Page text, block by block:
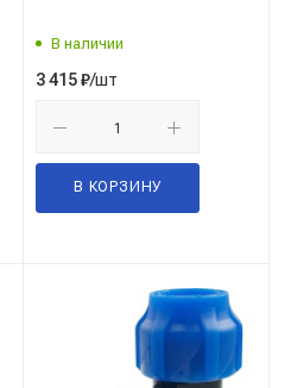
В наличии
3 415₽/шт
В КОРЗИНУ